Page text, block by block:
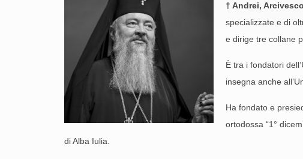
† Andrei,
specializzate e di
e dirige tre collane
È tra i fondatori
insegna anche
Ha fondato e
ortodossa “1°
di Alba Iulia.